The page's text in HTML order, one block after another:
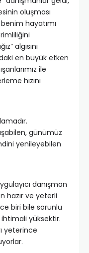
oluşması
hayatımı
algısını
en büyük etken
ile
hızını
günümüz
yenileyebilen
danışman
hazır ve yeterli
biri bile sorunlu
ihtimali yüksektir.
yeterince